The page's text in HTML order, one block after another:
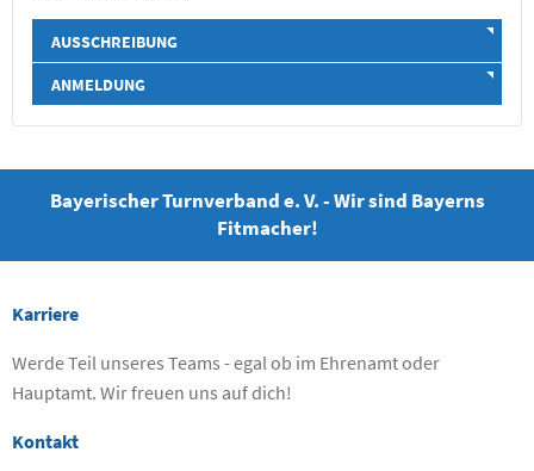
AUSSCHREIBUNG
ANMELDUNG
Bayerischer Turnverband e. V. - Wir sind Bayerns
Fitmacher!
Karriere
Werde Teil unseres Teams - egal ob im Ehrenamt oder
Hauptamt. Wir freuen uns auf dich!
Kontakt